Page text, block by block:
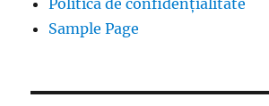
Sample Page